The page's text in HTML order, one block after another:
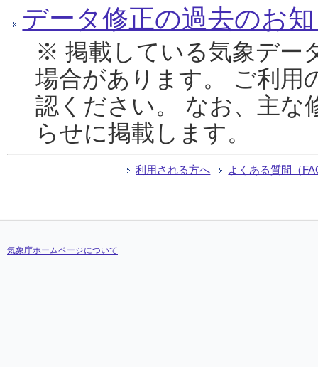
データ修正の過去のお
※ 掲載している気象デー
場合があります。 ご利用
認ください。 なお、主な
らせに掲載します。
利用される方へ よくある質問（
気象庁ホームページについて